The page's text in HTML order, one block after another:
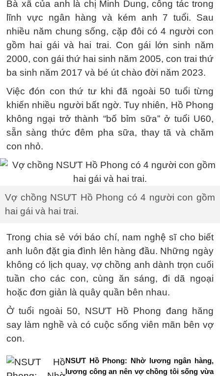
Bà xã của anh là chị Minh Dung, công tác trong
lĩnh vực ngân hàng và kém anh 7 tuổi. Sau
nhiều năm chung sống, cặp đôi có 4 người con
gồm hai gái và hai trai. Con gái lớn sinh năm
2000, con gái thứ hai sinh năm 2005, con trai thứ
ba sinh năm 2017 và bé út chào đời năm 2023.
Việc đón con thứ tư khi đã ngoài 50 tuổi từng
khiến nhiều người bất ngờ. Tuy nhiên, Hồ Phong
không ngại trở thành “bố bỉm sữa” ở tuổi U60,
sẵn sàng thức đêm pha sữa, thay tã và chăm
con nhỏ.
Vợ chồng NSƯT Hồ Phong có 4 người con gồm
hai gái và hai trai.
Trong chia sẻ với báo chí, nam nghệ sĩ cho biết
anh luôn đặt gia đình lên hàng đầu. Những ngày
không có lịch quay, vợ chồng anh dành trọn cuối
tuần cho các con, cùng ăn sáng, đi dã ngoại
hoặc đơn giản là quây quần bên nhau.
Ở tuổi ngoài 50, NSƯT Hồ Phong đang hăng
say làm nghề và có cuộc sống viên mãn bên vợ
con.
NSƯT Hồ Phong: Nhờ lương ngân hàng,
lương công an nên vợ chồng tôi sống vừa